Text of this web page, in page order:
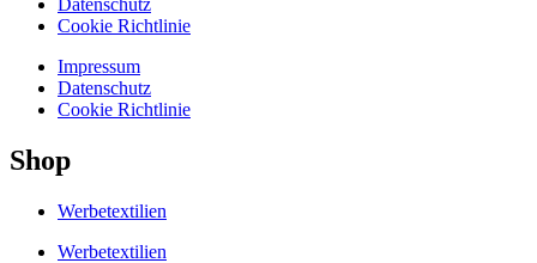
Datenschutz
Cookie Richtlinie
Impressum
Datenschutz
Cookie Richtlinie
Shop
Werbetextilien
Werbetextilien